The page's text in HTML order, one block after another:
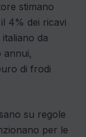
stimano
4% dei ricavi
da
annui,
di frodi
su regole
per le